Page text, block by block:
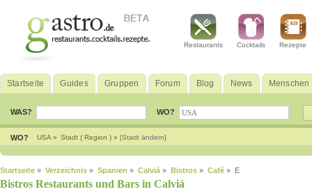
Restaurants Cocktails Rezepte
Startseite Guides Gruppen Forum Blog News Menschen
WAS? WO?
WO? USA » Stadt ( Region ) » [Stadt ändern]
Startseite » Verzeichnis » Spanien » Calviá » Bistros » Café » E
Bistros Restaurants und Bars in Calviá